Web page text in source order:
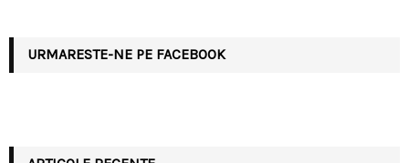
URMARESTE-NE PE FACEBOOK